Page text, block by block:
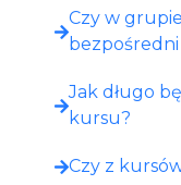
Czy w
Jak długo
kursu?
Czy z